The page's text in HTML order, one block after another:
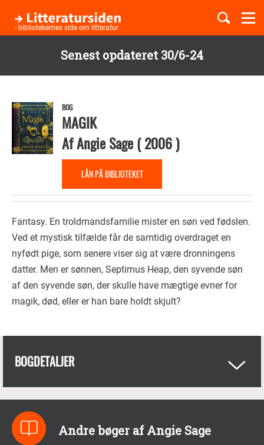
Senest opdateret 30/6-24
hovedindhold
- bibliotekernes side om litteratur
Børnebøger
Temaer
BOG
MAGIK
AfAngie Sage(2006)
LÅN PÅ BIBLIOTEKET
Fantasy. En troldmandsfamilie mister en søn ved fødslen.
Ved et mystisk tilfælde får de samtidig overdraget en
nyfødt pige, som senere viser sig at være dronningens
datter. Men er sønnen, Septimus Heap, den syvende søn
af den syvende søn, der skulle have mægtige evner for
magik, død, eller er han bare holdt skjult?
BOGDETALJER
Andre bøger af Angie Sage